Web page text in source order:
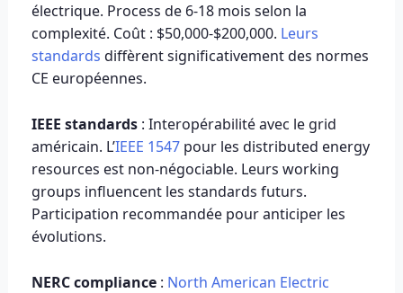
électrique. Process de 6-18 mois selon la
complexité. Coût : $50,000-$200,000. Leurs
standards diffèrent significativement des normes
CE européennes.
IEEE standards: Interopérabilité avec le grid
américain. L’IEEE 1547pour les distributed energy
resources est non-négociable. Leurs working
groups influencent les standards futurs.
Participation recommandée pour anticiper les
évolutions.
NERC compliance: North American Electric